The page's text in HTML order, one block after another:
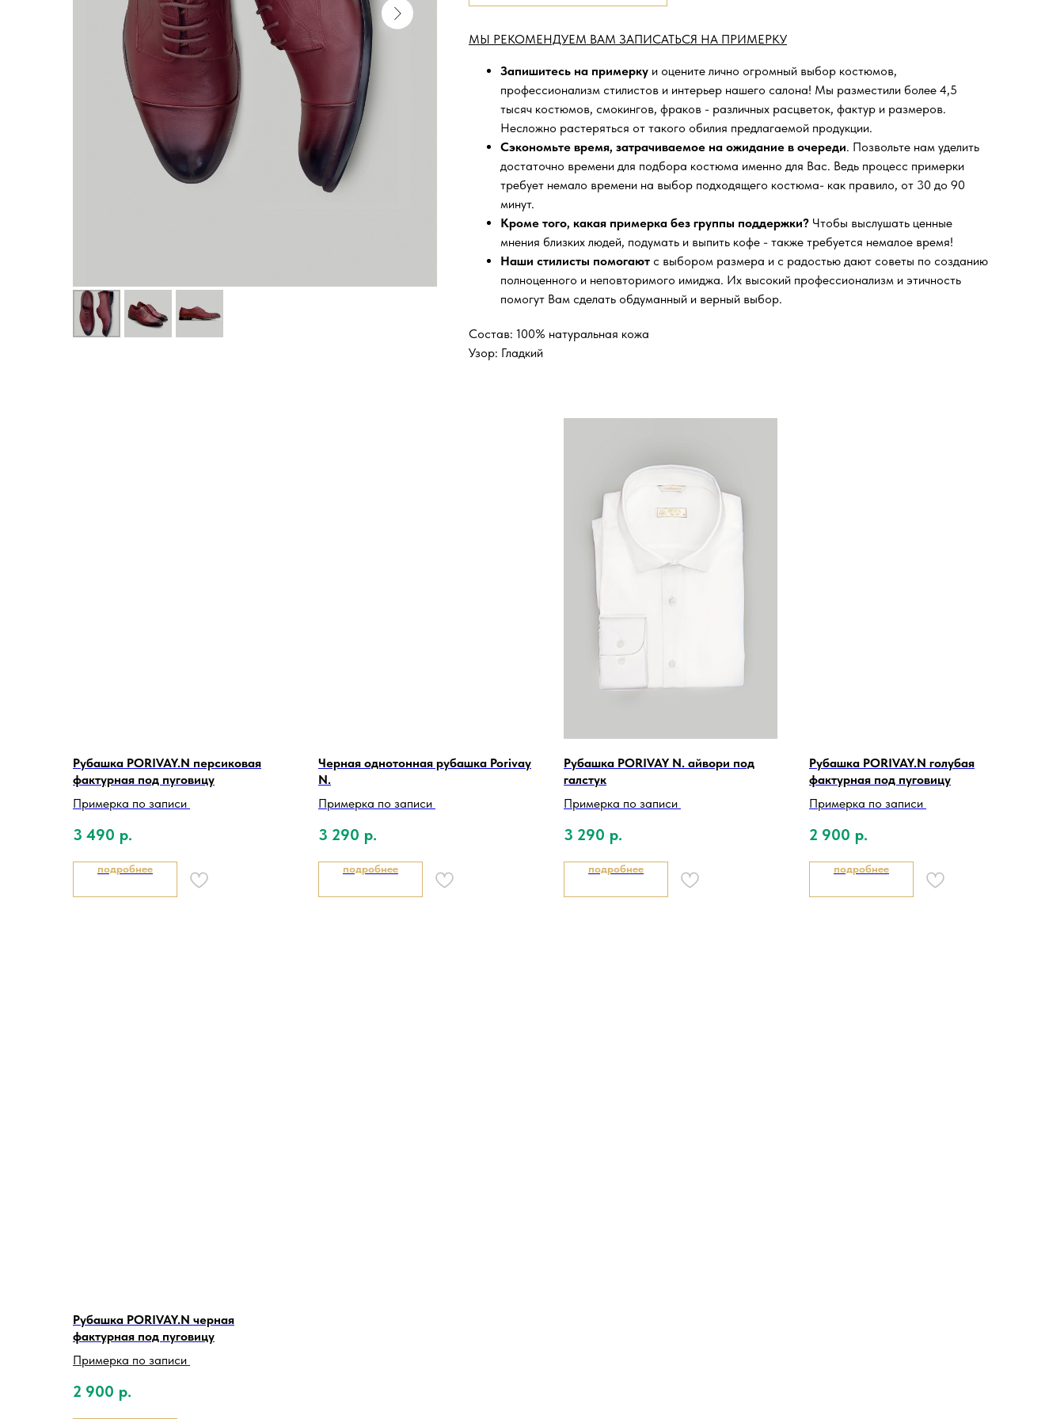
МЫ РЕКОМЕНДУЕМ ВАМ ЗАПИСАТЬСЯ НА ПРИМЕРКУ
Запишитесь на примерку и оцените лично огромный выбор костюмов,
профессионализм стилистов и интерьер нашего салона! Мы разместили более 4,5
тысяч костюмов, смокингов, фраков - различных расцветок, фактур и размеров.
Несложно растеряться от такого обилия предлагаемой продукции.
Сэкономьте время, затрачиваемое на ожидание в очереди. Позвольте нам уделить
достаточно времени для подбора костюма именно для Вас. Ведь процесс примерки
требует немало времени на выбор подходящего костюма- как правило, от 30 до 90
минут.
Кроме того, какая примерка без группы поддержки? Чтобы выслушать ценные
мнения близких людей, подумать и выпить кофе - также требуется немалое время!
Наши стилисты помогают с выбором размера и с радостью дают советы по созданию
полноценного и неповторимого имиджа. Их высокий профессионализм и этичность
помогут Вам сделать обдуманный и верный выбор.
Состав: 100% натуральная кожа
Узор: Гладкий
Рубашка PORIVAY.N персиковая
фактурная под пуговицу
Примерка по записи
3 490 р.
подробнее
Черная однотонная рубашка Porivay
N.
Примерка по записи
3 290 р.
подробнее
Рубашка PORIVAY N. айвори под
галстук
Примерка по записи
3 290 р.
подробнее
Рубашка PORIVAY.N голубая
фактурная под пуговицу
Примерка по записи
2 900 р.
подробнее
Рубашка PORIVAY.N черная
фактурная под пуговицу
Примерка по записи
2 900 р.